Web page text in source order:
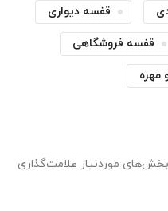
قفسه دیواری
قفسه فروشگاهی
مهره
بخش‌های موردنیاز علامت‌گذاری